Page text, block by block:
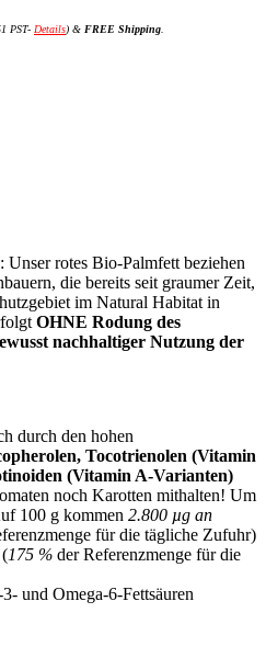
PST- Details) & FREE Shipping
Unser rotes Bio-Palmfett beziehen
die bereits seit graumer Zeit,
im Natural Habitat in
OHNE Rodung des
nachhaltiger Nutzung der
durch den hohen
Tocotrienolen (Vitamin
(Vitamin A-Varianten)
noch Karotten mithalten! Um
100 g kommen 2.800 µg an
für die tägliche Zufuhr)
(175 % der Referenzmenge für die
und Omega-6-Fettsäuren